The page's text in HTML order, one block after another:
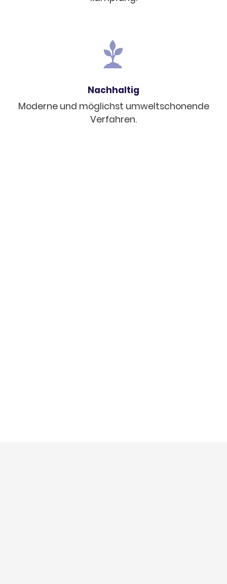
Nach­hal­tig
Moderne und möglichst umwelt­scho­nende
Verfah­ren.